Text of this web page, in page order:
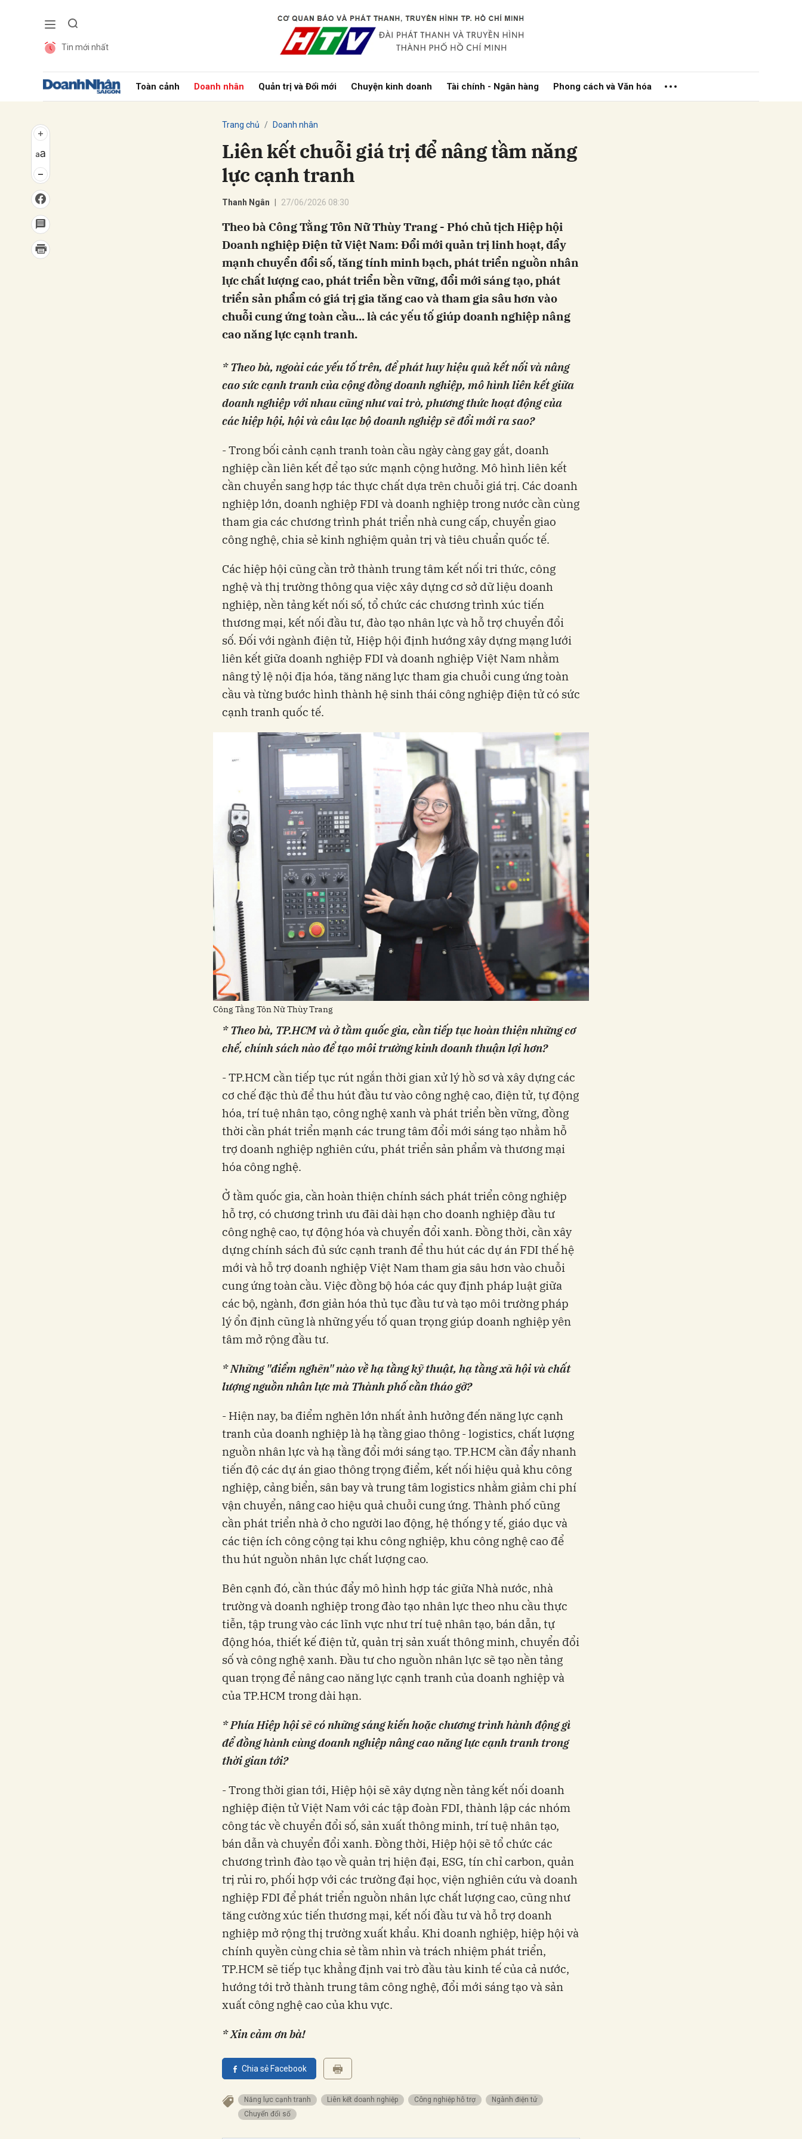
Tin mới nhất
Toàn cảnh Doanh nhân Quản trị và Đổi mới Chuyện kinh doanh Tài chính - Ngân hàng Phong cách và Văn hóa
Trang chủ Doanh nhân
Liên kết chuỗi giá trị để nâng tầm năng
lực cạnh tranh
Thanh Ngân 27/06/2026 08:30
Theo bà Công Tằng Tôn Nữ Thùy Trang - Phó chủ tịch Hiệp hội
Doanh nghiệp Điện tử Việt Nam: Đổi mới quản trị linh hoạt, đẩy
mạnh chuyển đổi số, tăng tính minh bạch, phát triển nguồn nhân
lực chất lượng cao, phát triển bền vững, đổi mới sáng tạo, phát
triển sản phẩm có giá trị gia tăng cao và tham gia sâu hơn vào
chuỗi cung ứng toàn cầu... là các yếu tố giúp doanh nghiệp nâng
cao năng lực cạnh tranh.
* Theo bà, ngoài các yếu tố trên, để phát huy hiệu quả kết nối và nâng
cao sức cạnh tranh của cộng đồng doanh nghiệp, mô hình liên kết giữa
doanh nghiệp với nhau cũng như vai trò, phương thức hoạt động của
các hiệp hội, hội và câu lạc bộ doanh nghiệp sẽ đổi mới ra sao?
- Trong bối cảnh cạnh tranh toàn cầu ngày càng gay gắt, doanh
nghiệp cần liên kết để tạo sức mạnh cộng hưởng. Mô hình liên kết
cần chuyển sang hợp tác thực chất dựa trên chuỗi giá trị. Các doanh
nghiệp lớn, doanh nghiệp FDI và doanh nghiệp trong nước cần cùng
tham gia các chương trình phát triển nhà cung cấp, chuyển giao
công nghệ, chia sẻ kinh nghiệm quản trị và tiêu chuẩn quốc tế.
Các hiệp hội cũng cần trở thành trung tâm kết nối tri thức, công
nghệ và thị trường thông qua việc xây dựng cơ sở dữ liệu doanh
nghiệp, nền tảng kết nối số, tổ chức các chương trình xúc tiến
thương mại, kết nối đầu tư, đào tạo nhân lực và hỗ trợ chuyển đổi
số. Đối với ngành điện tử, Hiệp hội định hướng xây dựng mạng lưới
liên kết giữa doanh nghiệp FDI và doanh nghiệp Việt Nam nhằm
nâng tỷ lệ nội địa hóa, tăng năng lực tham gia chuỗi cung ứng toàn
cầu và từng bước hình thành hệ sinh thái công nghiệp điện tử có sức
cạnh tranh quốc tế.
Công Tằng Tôn Nữ Thùy Trang
* Theo bà, TP.HCM và ở tầm quốc gia, cần tiếp tục hoàn thiện những cơ
chế, chính sách nào để tạo môi trường kinh doanh thuận lợi hơn?
- TP.HCM cần tiếp tục rút ngắn thời gian xử lý hồ sơ và xây dựng các
cơ chế đặc thù để thu hút đầu tư vào công nghệ cao, điện tử, tự động
hóa, trí tuệ nhân tạo, công nghệ xanh và phát triển bền vững, đồng
thời cần phát triển mạnh các trung tâm đổi mới sáng tạo nhằm hỗ
trợ doanh nghiệp nghiên cứu, phát triển sản phẩm và thương mại
hóa công nghệ.
Ở tầm quốc gia, cần hoàn thiện chính sách phát triển công nghiệp
hỗ trợ, có chương trình ưu đãi dài hạn cho doanh nghiệp đầu tư
công nghệ cao, tự động hóa và chuyển đổi xanh. Đồng thời, cần xây
dựng chính sách đủ sức cạnh tranh để thu hút các dự án FDI thế hệ
mới và hỗ trợ doanh nghiệp Việt Nam tham gia sâu hơn vào chuỗi
cung ứng toàn cầu. Việc đồng bộ hóa các quy định pháp luật giữa
các bộ, ngành, đơn giản hóa thủ tục đầu tư và tạo môi trường pháp
lý ổn định cũng là những yếu tố quan trọng giúp doanh nghiệp yên
tâm mở rộng đầu tư.
* Những "điểm nghẽn" nào về hạ tầng kỹ thuật, hạ tầng xã hội và chất
lượng nguồn nhân lực mà Thành phố cần tháo gỡ?
- Hiện nay, ba điểm nghẽn lớn nhất ảnh hưởng đến năng lực cạnh
tranh của doanh nghiệp là hạ tầng giao thông - logistics, chất lượng
nguồn nhân lực và hạ tầng đổi mới sáng tạo. TP.HCM cần đẩy nhanh
tiến độ các dự án giao thông trọng điểm, kết nối hiệu quả khu công
nghiệp, cảng biển, sân bay và trung tâm logistics nhằm giảm chi phí
vận chuyển, nâng cao hiệu quả chuỗi cung ứng. Thành phố cũng
cần phát triển nhà ở cho người lao động, hệ thống y tế, giáo dục và
các tiện ích công cộng tại khu công nghiệp, khu công nghệ cao để
thu hút nguồn nhân lực chất lượng cao.
Bên cạnh đó, cần thúc đẩy mô hình hợp tác giữa Nhà nước, nhà
trường và doanh nghiệp trong đào tạo nhân lực theo nhu cầu thực
tiễn, tập trung vào các lĩnh vực như trí tuệ nhân tạo, bán dẫn, tự
động hóa, thiết kế điện tử, quản trị sản xuất thông minh, chuyển đổi
số và công nghệ xanh. Đầu tư cho nguồn nhân lực sẽ tạo nền tảng
quan trọng để nâng cao năng lực cạnh tranh của doanh nghiệp và
của TP.HCM trong dài hạn.
* Phía Hiệp hội sẽ có những sáng kiến hoặc chương trình hành động gì
để đồng hành cùng doanh nghiệp nâng cao năng lực cạnh tranh trong
thời gian tới?
- Trong thời gian tới, Hiệp hội sẽ xây dựng nền tảng kết nối doanh
nghiệp điện tử Việt Nam với các tập đoàn FDI, thành lập các nhóm
công tác về chuyển đổi số, sản xuất thông minh, trí tuệ nhân tạo,
bán dẫn và chuyển đổi xanh. Đồng thời, Hiệp hội sẽ tổ chức các
chương trình đào tạo về quản trị hiện đại, ESG, tín chỉ carbon, quản
trị rủi ro, phối hợp với các trường đại học, viện nghiên cứu và doanh
nghiệp FDI để phát triển nguồn nhân lực chất lượng cao, cũng như
tăng cường xúc tiến thương mại, kết nối đầu tư và hỗ trợ doanh
nghiệp mở rộng thị trường xuất khẩu. Khi doanh nghiệp, hiệp hội và
chính quyền cùng chia sẻ tầm nhìn và trách nhiệm phát triển,
TP.HCM sẽ tiếp tục khẳng định vai trò đầu tàu kinh tế của cả nước,
hướng tới trở thành trung tâm công nghệ, đổi mới sáng tạo và sản
xuất công nghệ cao của khu vực.
* Xin cảm ơn bà!
Chia sẻ Facebook
Năng lực cạnh tranh Liên kết doanh nghiệp Công nghiệp hỗ trợ
Ngành điện tử
Chuyển đổi số